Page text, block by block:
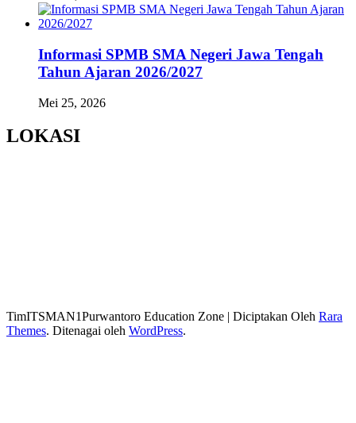
Informasi SPMB SMA Negeri Jawa Tengah
Tahun Ajaran 2026/2027
Mei 25, 2026
LOKASI
TimITSMAN1Purwantoro Education Zone | Diciptakan Oleh Rara
Themes. Ditenagai oleh WordPress.